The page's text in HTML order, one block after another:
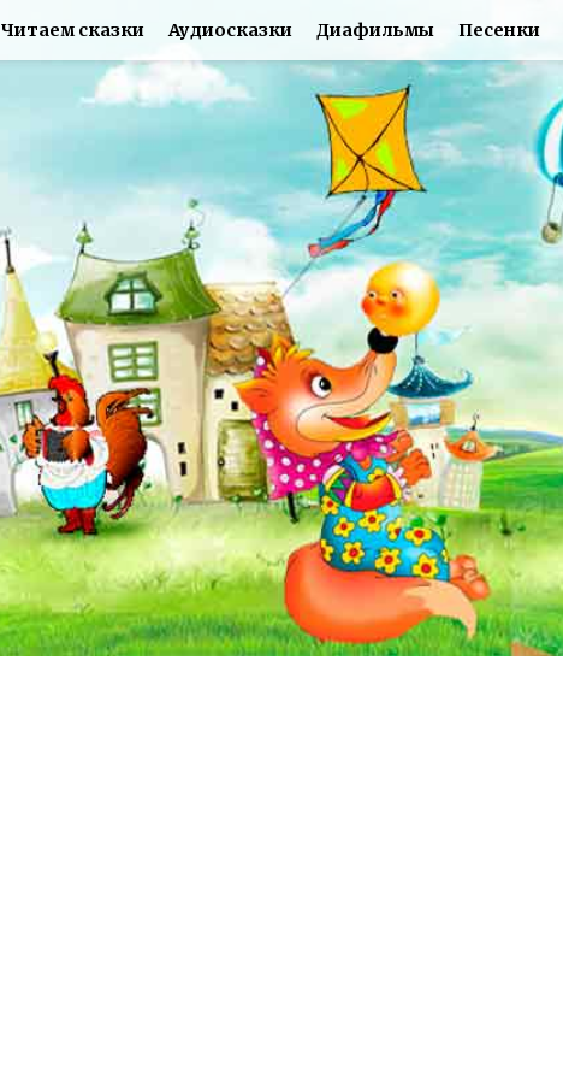
Читаем сказки Аудиосказки Диафильмы Песенки